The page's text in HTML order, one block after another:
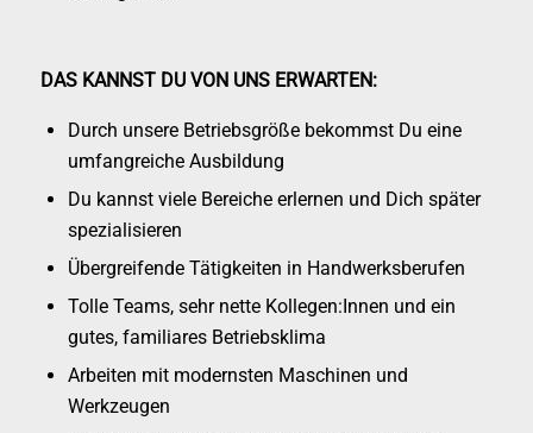
DAS KANNST DU VON UNS ERWARTEN:
Durch unsere Betriebsgröße bekommst Du eine
umfangreiche Ausbildung
Du kannst viele Bereiche erlernen und Dich später
spezialisieren
Übergreifende Tätigkeiten in Handwerksberufen
Tolle Teams, sehr nette Kollegen:Innen und ein
gutes, familiares Betriebsklima
Arbeiten mit modernsten Maschinen und
Werkzeugen